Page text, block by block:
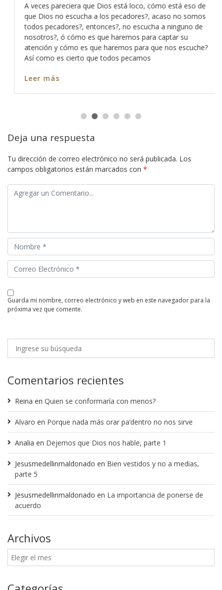
A veces pareciera que Dios está loco, cómo está eso de
que Dios no escucha a los pecadores?, acaso no somos
todos pecadores?, entonces?, no escucha a ninguno de
nosotros?, ó cómo es que haremos para captar su
atención y cómo es que haremos para que nos escuche?
Así como es cierto que todos pecamos
Leer más
Deja una respuesta
Tu dirección de correo electrónico no será publicada. Los
campos obligatorios están marcados con *
guarda mi nombre, correo electrónico y web en este navegador para la
próxima vez que comente.
Comentarios recientes
Reina en Quien se conformaría con menos?
Alvaro en Porque nada más orar pa’dentro no nos sirve
Analia en Dejemos que Dios nos hable, parte 1
Jesusmedellinmaldonado en Bien vestidos y no a medias,
parte 5
Jesusmedellinmaldonado en La importancia de ponerse de
acuerdo
Archivos